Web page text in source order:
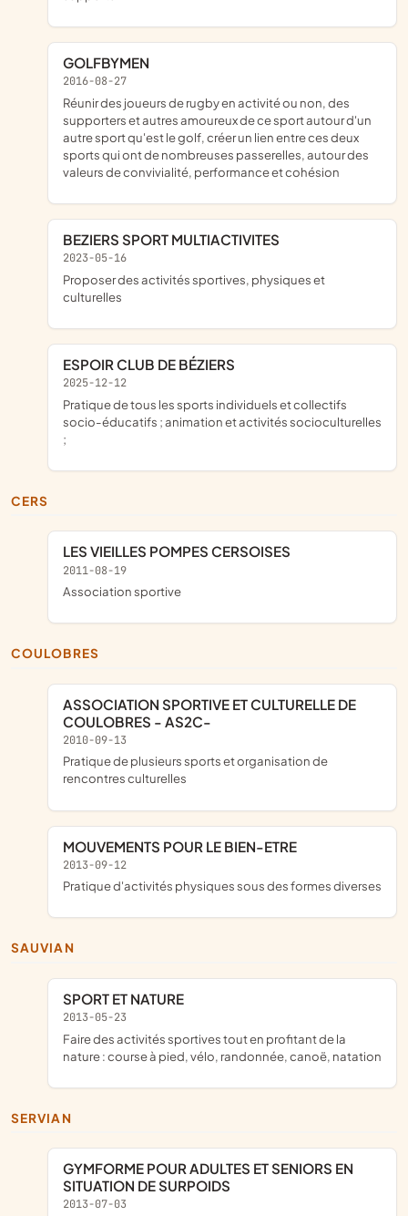
GOLFBYMEN
2016-08-27
réunir des joueurs de rugby en activité ou non, des
supporters et autres amoureux de ce sport autour d'un
autre sport qu'est le golf, créer un lien entre ces deux
sports qui ont de nombreuses passerelles, autour des
valeurs de convivialité, performance et cohésion
BEZIERS SPORT MULTIACTIVITES
2023-05-16
proposer des activités sportives, physiques et
culturelles
ESPOIR CLUB DE BÉZIERS
2025-12-12
pratique de tous les sports individuels et collectifs
socio-éducatifs ; animation et activités socioculturelles
;
CERS
LES VIEILLES POMPES CERSOISES
2011-08-19
association sportive
COULOBRES
ASSOCIATION SPORTIVE ET CULTURELLE DE
COULOBRES - AS2C-
2010-09-13
pratique de plusieurs sports et organisation de
rencontres culturelles
MOUVEMENTS POUR LE BIEN-ETRE
2013-09-12
pratique d'activités physiques sous des formes diverses
SAUVIAN
SPORT ET NATURE
2013-05-23
faire des activités sportives tout en profitant de la
nature : course à pied, vélo, randonnée, canoë, natation
SERVIAN
GYMFORME POUR ADULTES ET SENIORS EN
SITUATION DE SURPOIDS
2013-07-03